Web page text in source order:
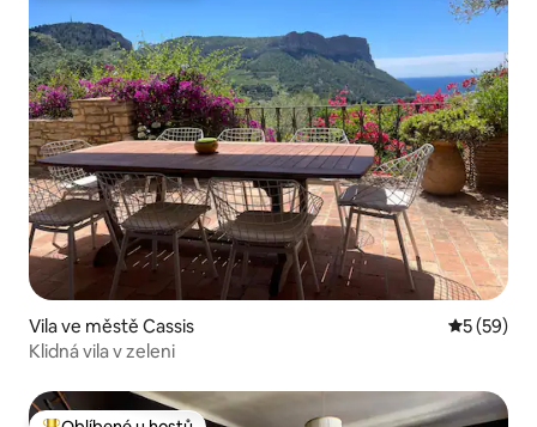
Vila ve městě Cassis Průměrné
5 (59)
Klidná vila v zeleni